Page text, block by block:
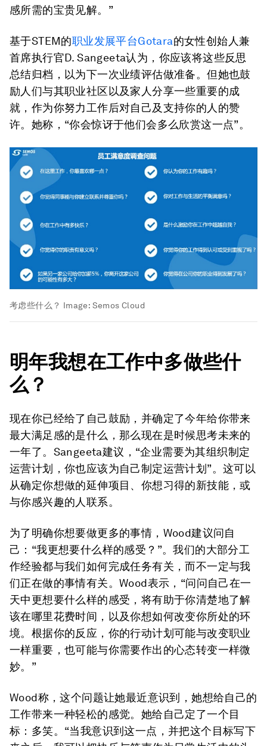
感所需的宝贵见解。”
基于STEM的职业发展平台Gotara的女性创始人兼
首席执行官D. Sangeeta认为，你应该将这些反思
总结归档，以为下一次业绩评估做准备。但她也鼓
励人们与其职业社区以及家人分享一些重要的成
就，作为你努力工作后对自己及支持你的人的赞
许。她称，“你会惊讶于他们会多么欣赏这一点”。
考虑些什么？ Image: Semos Cloud
明年我想在工作中多做些什
么？
现在你已经给了自己鼓励，并确定了今年给你带来
最大满足感的是什么，那么现在是时候思考未来的
一年了。Sangeeta建议，“企业需要为其组织制定
运营计划，你也应该为自己制定运营计划”。这可以
从确定你想做的延伸项目、你想习得的新技能，或
与你感兴趣的人联系。
为了明确你想要做更多的事情，Wood建议问自
己：“我更想要什么样的感受？”。我们的大部分工
作经验都与我们如何完成任务有关，而不一定与我
们正在做的事情有关。Wood表示，“问问自己在一
天中更想要什么样的感受，将有助于你清楚地了解
该在哪里花费时间，以及你想如何改变你所处的环
境。根据你的反应，你的行动计划可能与改变职业
一样重要，也可能与你需要作出的心态转变一样微
妙。”
Wood称，这个问题让她最近意识到，她想给自己的
工作带来一种轻松的感觉。她给自己定了一个目
标：多笑。“当我意识到这一点，并把这个目标写下